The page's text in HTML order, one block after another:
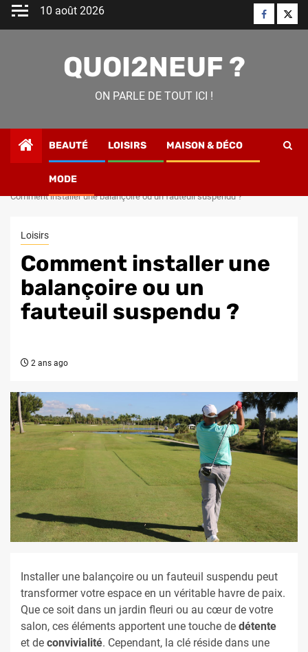
Skip
10 août 2026 Facebook
QUOI2NEUF ?
ON PARLE DE TOUT ICI !
BEAUTÉ LOISIRS MAISON & DÉCO
MODE
Loisirs
Comment installer une balançoire ou un fauteuil suspendu ?
Loisirs
Comment installer une
balançoire ou un
fauteuil suspendu ?
2 ans ago
Installer une balançoire ou un fauteuil suspendu peut
transformer votre espace en un véritable havre de paix.
Que ce soit dans un jardin fleuri ou au cœur de votre
salon, ces éléments apportent une touche de détente
et de convivialité. Cependant, la clé réside dans une